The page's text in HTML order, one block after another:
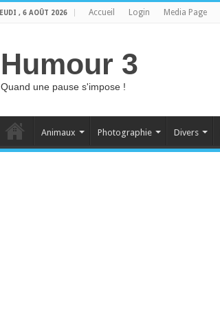
JEUDI , 6 AOÛT 2026 Accueil Login Media Page
Humour 3
Quand une pause s'impose !
Animaux Photographie Divers